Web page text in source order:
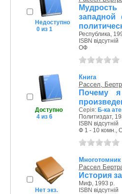
Недоступно
0 из 1
Республика,
ISBN відсутній
ОФ
Доступно
4 из 6
Книга
Рассел,
Почему я
Серія: Б-ка
Политиздат,
ISBN відсутній
Ф 1 - 10 комн.,
Нет экз.
Многотомник
Рассел
История
Миф, 1993 р.
ISBN відсутній